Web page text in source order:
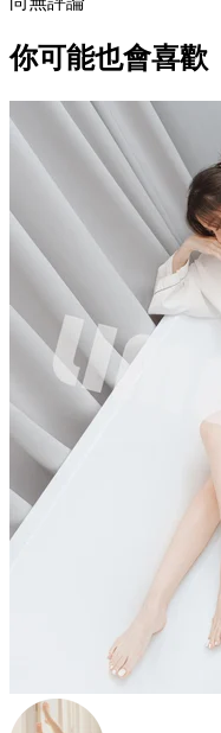
你可能也會喜歡